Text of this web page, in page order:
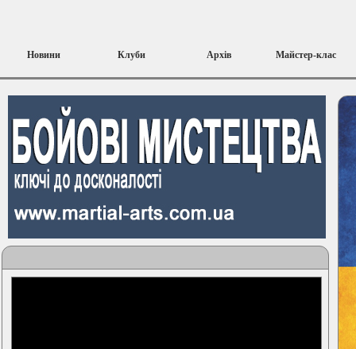
Новини Клуби Архів Майстер-клас